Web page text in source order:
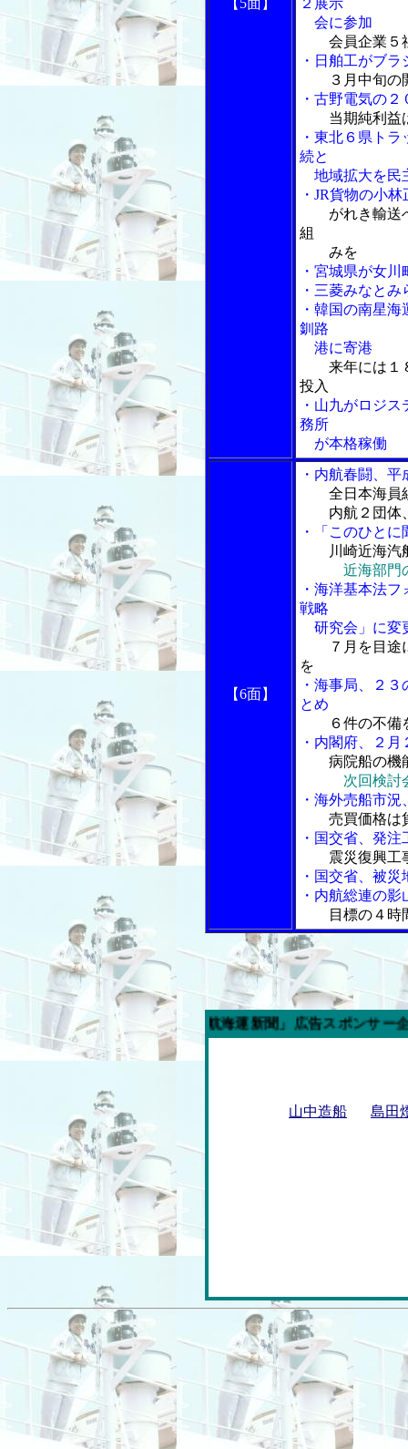
【5面】
２展示
会に参加
会員企業５
・日舶工がブ
３月中旬
・古野電気の
当期純利益
・東北６県ト
続と
地域拡大を民
・JR貨物の小
がれき輸送
組
みを
・宮城県が女
・三菱みなと
・韓国の南星
釧路
港に寄港
来年には１
投入
・山九がロジ
務所
が本格稼働
【6面】
・内航春闘、
全日本海員
内航２団体、
・「このひとに
川崎近海
近海部門
・海洋基本法
戦略
研究会」に変
７月を目
を
・海事局、２
とめ
６件の不備
・内閣府、２
病院船の機
次回検討
・海外売船市
売買価格は
・国交省、発
震災復興工
・国交省、被
・内航総連の
目標の４時
今週の「内航海運新聞」広告スポンサー企業
山中造船 島田